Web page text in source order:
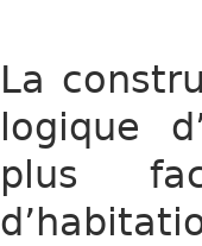
La
logique
plus